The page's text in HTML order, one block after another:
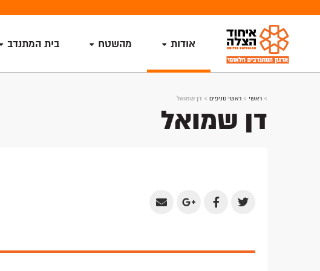
אודות מהשטח בית המתנדב
> ראשי > ראשי סניפים > דן שמואל
דן שמואל
Share
Share
Share
Plus
Share